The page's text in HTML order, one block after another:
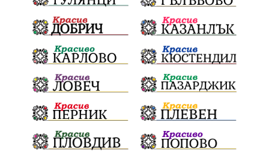
Световна купа Мафия Правителство
Благотворителност Събития
Българска патриаршия СВетли празници
Криминално Творчество Тръмп
Ценности Европейска комисия
Урсула фон дер Лайен Законопроект